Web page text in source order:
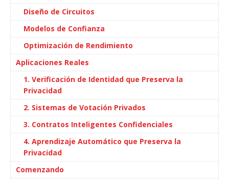
Diseño de Circuitos
Modelos de Confianza
Optimización de Rendimiento
Aplicaciones Reales
1. Verificación de Identidad que Preserva la
Privacidad
2. Sistemas de Votación Privados
3. Contratos Inteligentes Confidenciales
4. Aprendizaje Automático que Preserva la
Privacidad
Comenzando